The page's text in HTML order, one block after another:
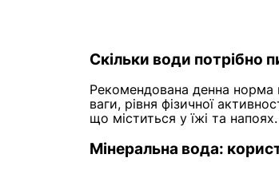
Скільки води потрібно
Рекомендована денна норма
ваги, рівня фізичної
що міститься у їжі та напоях.
Мінеральна вода: